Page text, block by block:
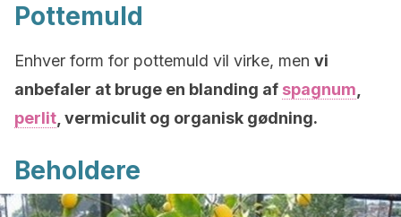
Pottemuld
Enhver form for pottemuld vil virke, men vi
anbefaler at bruge en blanding af spagnum
perlit , vermiculit og organisk gødning.
Beholdere